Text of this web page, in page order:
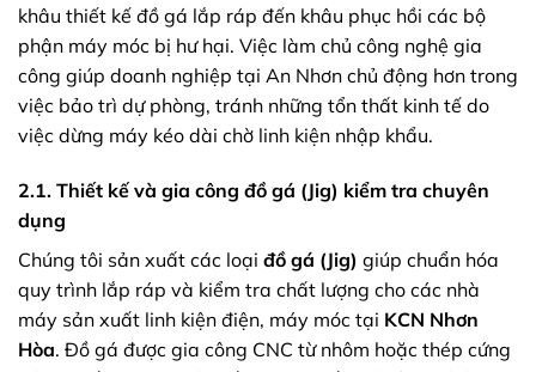
khâu thiết kế đồ gá lắp ráp đến khâu phục hồi các bộ
phận máy móc bị hư hại. Việc làm chủ công nghệ gia
công giúp doanh nghiệp tại An Nhơn chủ động hơn trong
việc bảo trì dự phòng, tránh những tổn thất kinh tế do
việc dừng máy kéo dài chờ linh kiện nhập khẩu.
2.1. Thiết kế và gia công đồ gá (Jig) kiểm tra chuyên
dụng
Chúng tôi sản xuất các loại đồ gá (Jig) giúp chuẩn hóa
quy trình lắp ráp và kiểm tra chất lượng cho các nhà
máy sản xuất linh kiện điện, máy móc tại KCN Nhơn
Hòa. Đồ gá được gia công CNC từ nhôm hoặc thép cứng